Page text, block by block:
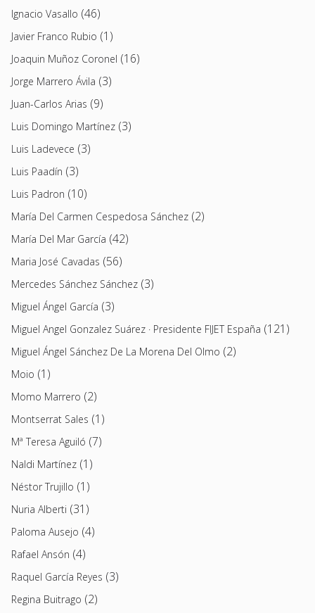
Ignacio Vasallo (46)
Javier Franco Rubio (1)
Joaquin Muñoz Coronel (16)
Jorge Marrero Ávila (3)
Juan-Carlos Arias (9)
Luis Domingo Martínez (3)
Luis Ladevece (3)
Luis Paadín (3)
Luis Padron (10)
María Del Carmen Cespedosa Sánchez (2)
María Del Mar García (42)
Maria José Cavadas (56)
Mercedes Sánchez Sánchez (3)
Miguel Ángel García (3)
Miguel Angel Gonzalez Suárez · Presidente FIJET España (121)
Miguel Ángel Sánchez De La Morena Del Olmo (2)
Moio (1)
Momo Marrero (2)
Montserrat Sales (1)
Mª Teresa Aguiló (7)
Naldi Martínez (1)
Néstor Trujillo (1)
Nuria Alberti (31)
Paloma Ausejo (4)
Rafael Ansón (4)
Raquel García Reyes (3)
Regina Buitrago (2)